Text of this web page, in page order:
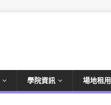
學院資訊 場地租用